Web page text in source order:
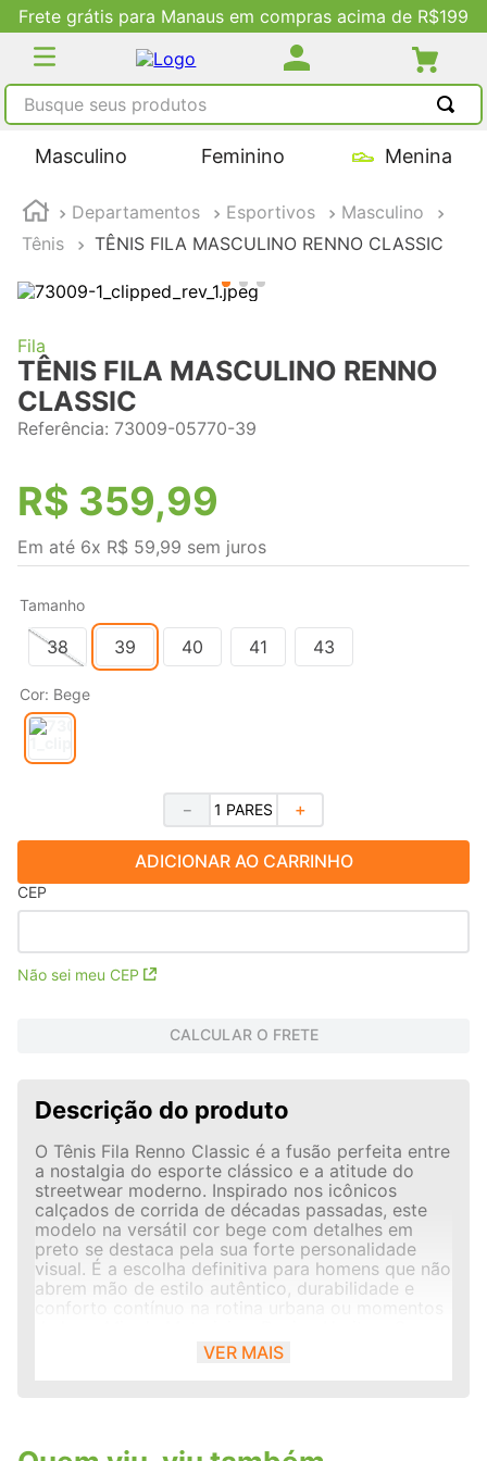
Frete grátis para Manaus em compras acima de R$199
Busque seus produtos
Masculino Feminino Menina
Departamentos Esportivos
Masculino
Tênis
TÊNIS FILA MASCULINO RENNO CLASSIC
Fila
TÊNIS FILA MASCULINO RENNO
CLASSIC
Referência: 73009-05770-39
R$ 359,99
Em até 6x R$ 59,99 sem juros
Tamanho
38 39 40 41 43
Cor: Bege
＋
－
ADICIONAR AO CARRINHO
CEP
Não sei meu CEP
CALCULAR O FRETE
Descrição do produto
O Tênis Fila Renno Classic é a fusão perfeita entre
a nostalgia do esporte clássico e a atitude do
streetwear moderno. Inspirado nos icônicos
calçados de corrida de décadas passadas, este
modelo na versátil cor bege com detalhes em
preto se destaca pela sua forte personalidade
visual. É a escolha definitiva para homens que não
abrem mão de estilo autêntico, durabilidade e
conforto contínuo na rotina urbana ou momentos
cabedal do calçado é construído com uma rica
sobreposição de materiais premium. A base em
sobreposições em material sintético fosco e
VER MAIS
TERMOS MAIS BUSCADOS
2
tenis feminino
4º
adidas